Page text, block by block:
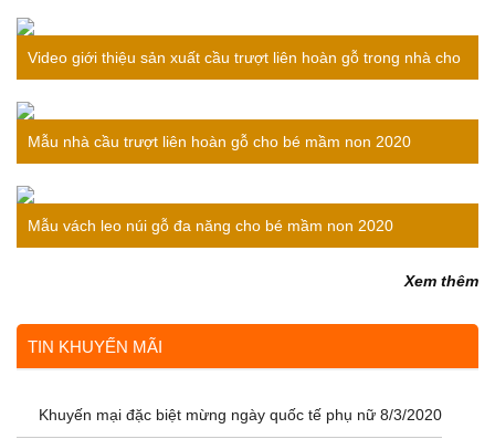
Video giới thiệu sản xuất cầu trượt liên hoàn gỗ trong nhà cho
bé
Mẫu nhà cầu trượt liên hoàn gỗ cho bé mầm non 2020
Mẫu vách leo núi gỗ đa năng cho bé mầm non 2020
Xem thêm
TIN KHUYẾN MÃI
Khuyến mại đặc biệt mừng ngày quốc tế phụ nữ 8/3/2020